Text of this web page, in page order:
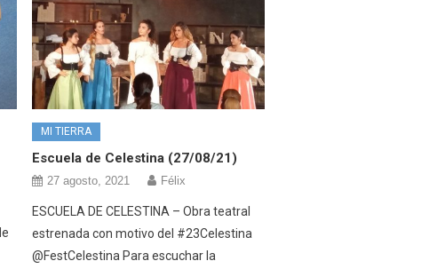
MI TIERRA
Escuela de Celestina (27/08/21)
27 agosto, 2021 Félix
ESCUELA DE CELESTINA – Obra teatral
estrenada con motivo del #23Celestina
@FestCelestina Para escuchar la